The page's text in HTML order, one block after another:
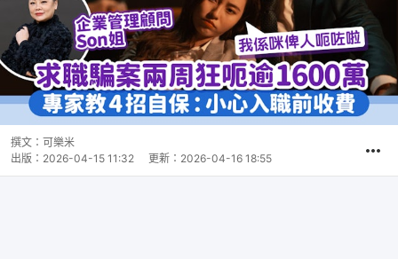
撰文： 可樂米
出版： 2026-04-15 11:32 更新： 2026-04-16 18:55